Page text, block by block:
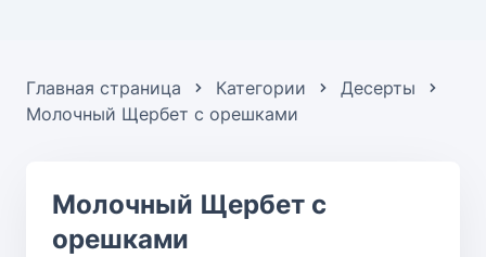
Главная страница Категории
Десерты
Молочный Щербет с орешками
Молочный Щербет с
орешками